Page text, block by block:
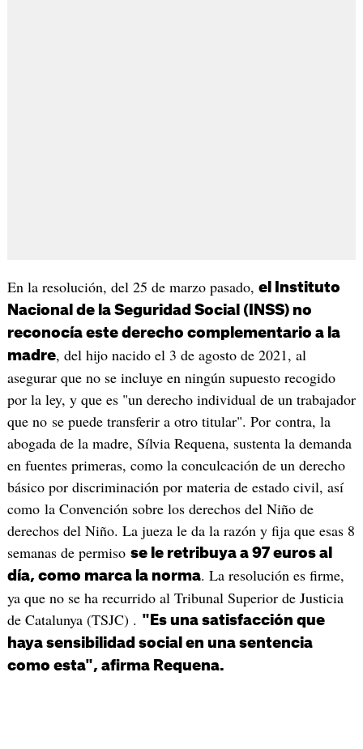
En la resolución, del 25 de marzo pasado, el Instituto
Nacional de la Seguridad Social (INSS) no
reconocía este derecho complementario a la
madre, del hijo nacido el 3 de agosto de 2021, al
asegurar que no se incluye en ningún supuesto recogido
por la ley, y que es "un derecho individual de un trabajador
que no se puede transferir a otro titular". Por contra, la
abogada de la madre, Sílvia Requena, sustenta la demanda
en fuentes primeras, como la conculcación de un derecho
básico por discriminación por materia de estado civil, así
como la Convención sobre los derechos del Niño de
derechos del Niño. La jueza le da la razón y fija que esas 8
semanas de permiso se le retribuya a 97 euros al
día, como marca la norma. La resolución es firme,
ya que no se ha recurrido al Tribunal Superior de Justicia
de Catalunya (TSJC) . "Es una satisfacción que
haya sensibilidad social en una sentencia
como esta", afirma Requena.